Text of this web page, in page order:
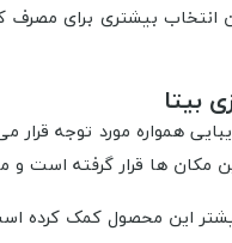
بیشتری برای مصرف
بیتا
همواره مورد توجه
مکان ها قرار گرفته است
این محصول کمک کرده